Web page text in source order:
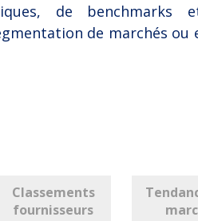
de benchmarks
de marchés
Classements
fournisseurs